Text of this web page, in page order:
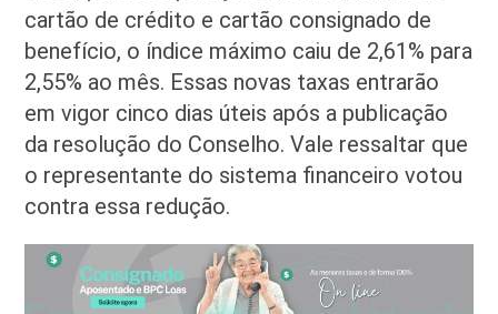
cartão de crédito e cartão consignado de
benefício, o índice máximo caiu de 2,61% para
2,55% ao mês. Essas novas taxas entrarão
em vigor cinco dias úteis após a publicação
da resolução do Conselho. Vale ressaltar que
o representante do sistema financeiro votou
contra essa redução.